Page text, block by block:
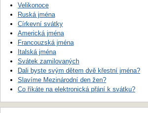
Velikonoce
Ruská jména
Církevní svátky
Americká jména
Francouzská jména
Italská jména
Svátek zamilovaných
Dali byste svým dětem dvě křestní jména?
Slavíme Mezinárodní den žen?
Co říkáte na elektronická přání k svátku?